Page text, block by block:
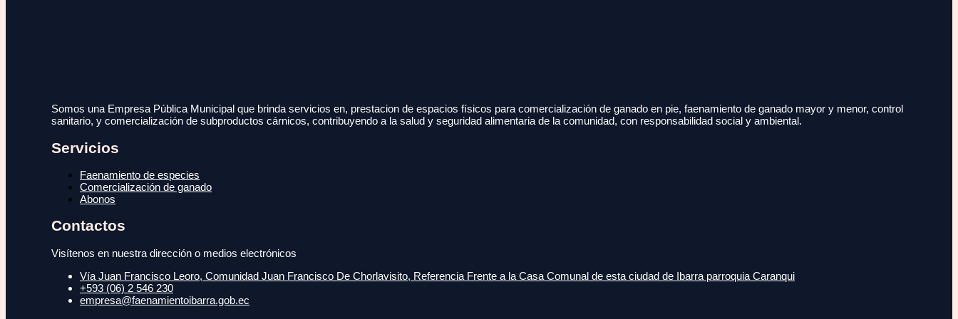
Somos una Empresa Pública Municipal que brinda servicios en, prestacion de espacios físicos para comercialización de ganado en pie, faenamiento de ganado mayor y menor, control
sanitario, y comercialización de subproductos cárnicos, contribuyendo a la salud y seguridad alimentaria de la comunidad, con responsabilidad social y ambiental.
Servicios
Faenamiento de especies
Comercialización de ganado
Abonos
Contactos
Visítenos en nuestra dirección o medios electrónicos
Vía Juan Francisco Leoro, Comunidad Juan Francisco De Chorlavisito, Referencia Frente a la Casa Comunal de esta ciudad de Ibarra parroquia Caranqui
+593 (06) 2 546 230
empresa@faenamientoibarra.gob.ec